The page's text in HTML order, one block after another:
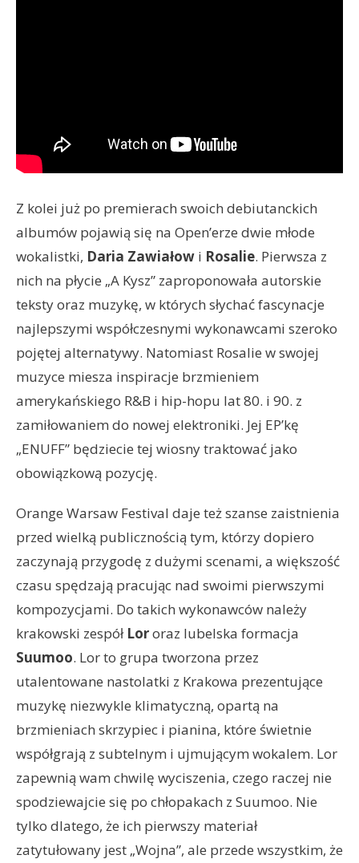
Z kolei już po premierach swoich debiutanckich
albumów pojawią się na Open’erze dwie młode
wokalistki, Daria Zawiałow i Rosalie. Pierwsza z
nich na płycie „A Kysz” zaproponowała autorskie
teksty oraz muzykę, w których słychać fascynacje
najlepszymi współczesnymi wykonawcami szeroko
pojętej alternatywy. Natomiast Rosalie w swojej
muzyce miesza inspiracje brzmieniem
amerykańskiego R&B i hip-hopu lat 80. i 90. z
zamiłowaniem do nowej elektroniki. Jej EP’kę
„ENUFF” będziecie tej wiosny traktować jako
obowiązkową pozycję.
Orange Warsaw Festival daje też szanse zaistnienia
przed wielką publicznością tym, którzy dopiero
zaczynają przygodę z dużymi scenami, a większość
czasu spędzają pracując nad swoimi pierwszymi
kompozycjami. Do takich wykonawców należy
krakowski zespół Lororaz lubelska formacja
Suumoo. Lor to grupa tworzona przez
utalentowane nastolatki z Krakowa prezentujące
muzykę niezwykle klimatyczną, opartą na
brzmieniach skrzypiec i pianina, które świetnie
współgrają z subtelnym i ujmującym wokalem. Lor
zapewnią wam chwilę wyciszenia, czego raczej nie
spodziewajcie się po chłopakach z Suumoo. Nie
tylko dlatego, że ich pierwszy materiał
zatytułowany jest „Wojna”, ale przede wszystkim, że